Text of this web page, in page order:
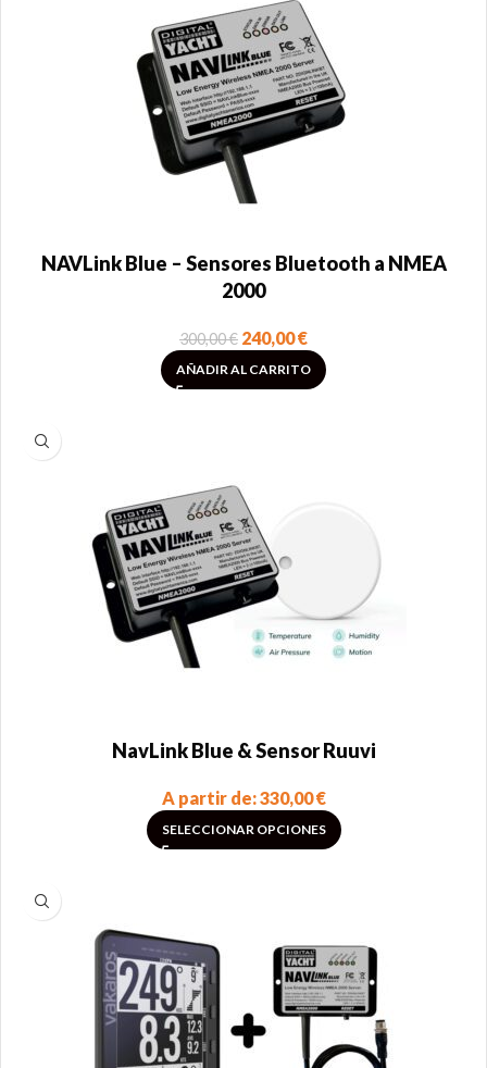
NAVLink Blue – Sensores Bluetooth a NMEA
2000
300,00€ 240,00€
AÑADIR AL CARRITO
NavLink Blue & Sensor Ruuvi
A partir de:330,00€
SELECCIONAR OPCIONES